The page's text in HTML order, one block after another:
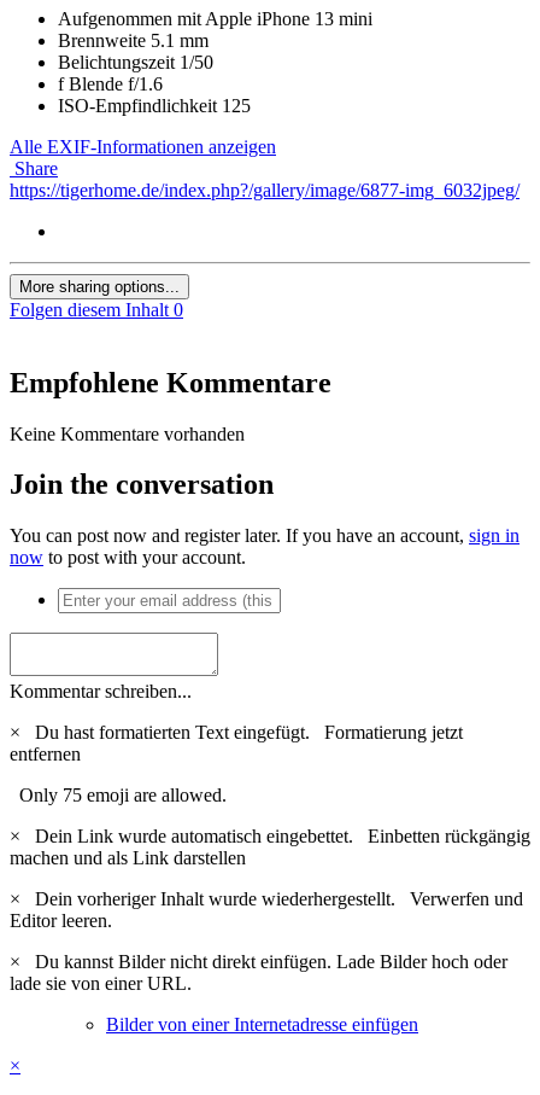
Aufgenommen mit Apple iPhone 13 mini
Brennweite 5.1 mm
Belichtungszeit 1/50
f Blende f/1.6
ISO-Empfindlichkeit 125
Alle EXIF-Informationen anzeigen
Share
https://tigerhome.de/index.php?/gallery/image/6877-img_6032jpeg/
More sharing options...
Folgen diesem Inhalt 0
Empfohlene Kommentare
Keine Kommentare vorhanden
Join the conversation
You can post now and register later. If you have an account, sign in
now to post with your account.
Kommentar schreiben...
×
Du hast formatierten Text eingefügt. Formatierung jetzt
entfernen
Only 75 emoji are allowed.
×
Dein Link wurde automatisch eingebettet. Einbetten rückgängig
machen und als Link darstellen
×
Dein vorheriger Inhalt wurde wiederhergestellt. Verwerfen und
Editor leeren.
×
Du kannst Bilder nicht direkt einfügen. Lade Bilder hoch oder
lade sie von einer URL.
Bilder von einer Internetadresse einfügen
×